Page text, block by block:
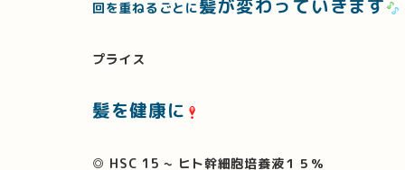
回を重ねるごとに髪が変わっていきます
プライス
髪を健康に
◎ HSC 15 ~ ヒト幹細胞培養液１５％